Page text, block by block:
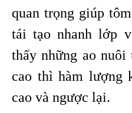
quan trọng giúp
tái tạo nhanh lớp
thấy những ao nuôi
cao thì hàm lượng
cao và ngược lại.